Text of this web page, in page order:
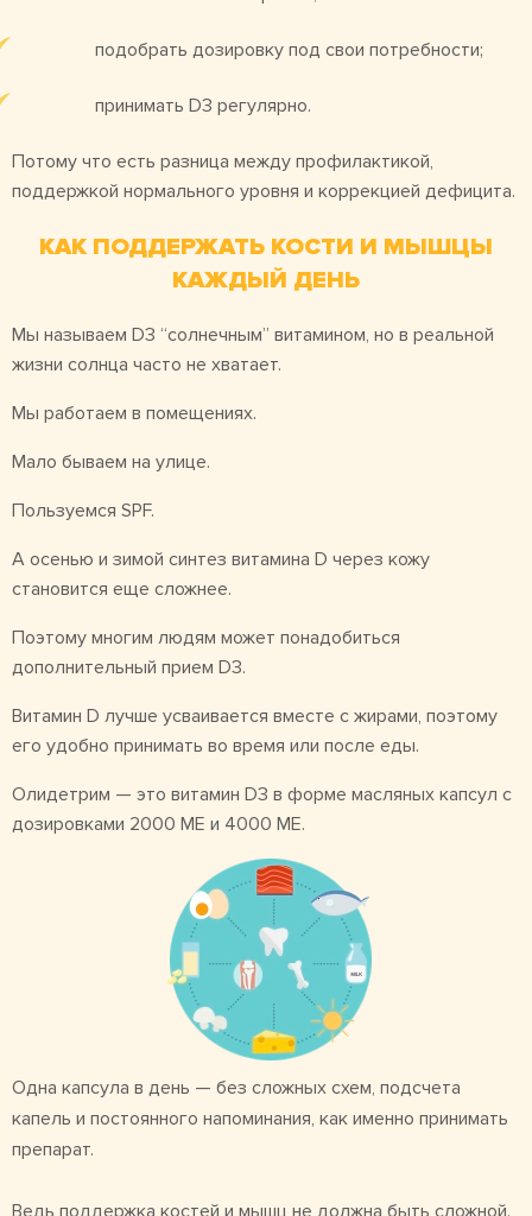
подобрать дозировку под свои потребности;
принимать D3 регулярно.
Потому что есть разница между профилактикой,
поддержкой нормального уровня и коррекцией дефицита.
КАК ПОДДЕРЖАТЬ КОСТИ И МЫШЦЫ
КАЖДЫЙ ДЕНЬ
Мы называем D3 “солнечным” витамином, но в реальной
жизни солнца часто не хватает.
Мы работаем в помещениях.
Мало бываем на улице.
Пользуемся SPF.
А осенью и зимой синтез витамина D через кожу
становится еще сложнее.
Поэтому многим людям может понадобиться
дополнительный прием D3.
Витамин D лучше усваивается вместе с жирами, поэтому
его удобно принимать во время или после еды.
Олидетрим — это витамин D3 в форме масляных капсул с
дозировками 2000 МЕ и 4000 МЕ.
Одна капсула в день — без сложных схем, подсчета
капель и постоянного напоминания, как именно принимать
препарат.
Ведь поддержка костей и мышц не должна быть сложной.